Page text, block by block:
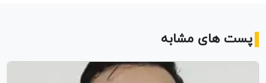
پست های مشابه